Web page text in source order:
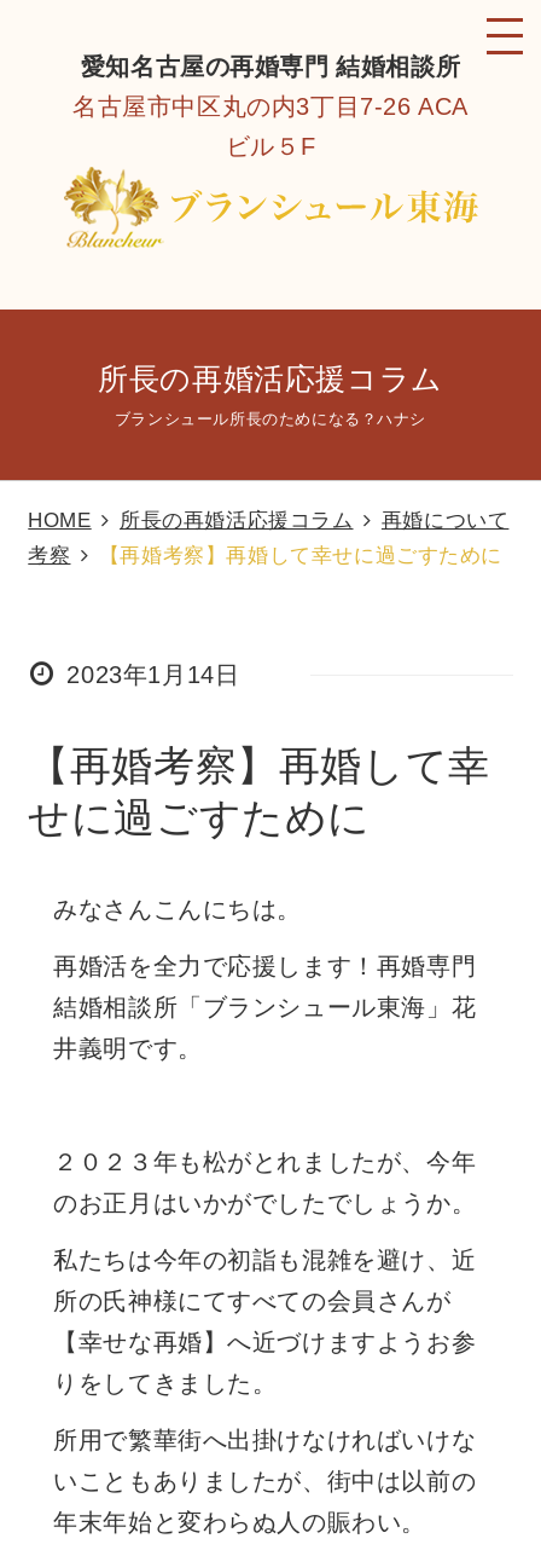
愛知名古屋の再婚専門 結婚相談所
名古屋市中区丸の内3丁目7-26 ACA
ビル５F
所長の再婚活応援コラム
ブランシュール所長のためになる？ハナシ
HOME 所長の再婚活応援コラム
再婚について
考察
【再婚考察】再婚して幸せに過ごすために
【再婚考察】再婚して幸
せに過ごすために
2023年1月14日
みなさんこんにちは。
再婚活を全力で応援します！再婚専門
結婚相談所「ブランシュール東海」花
井義明です。
２０２３年も松がとれましたが、今年
のお正月はいかがでしたでしょうか。
私たちは今年の初詣も混雑を避け、近
所の氏神様にてすべての会員さんが
【幸せな再婚】へ近づけますようお参
りをしてきました。
所用で繁華街へ出掛けなければいけな
いこともありましたが、街中は以前の
年末年始と変わらぬ人の賑わい。